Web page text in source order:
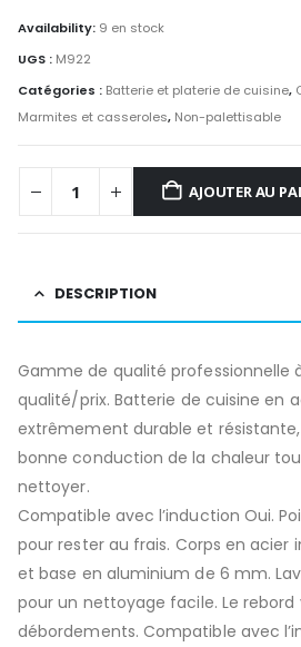
Availability: 9 en stock
UGS : M922
Catégories : Batterie et platerie de cuisine,
Marmites et casseroles, Non-palettisable
AJOUTER AU
DESCRIPTION
Gamme de qualité professionnelle
qualité/prix. Batterie de cuisine en
extrêmement durable et
bonne conduction de la chaleur
nettoyer.
Compatible avec l’induction Oui.
pour rester au frais. Corps en acier
et base en aluminium de 6 mm.
pour un nettoyage facile. Le rebord
débordements. Compatible avec